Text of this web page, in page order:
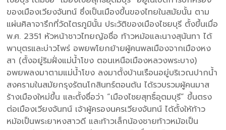
ของเมืองเวียงจันทน์ ซึ่งเป็นเมืองขึ้นของไทยในสมัยนั้น ตาม
แผ่นศิลาจารึกที่วัดไตรภูมินั้น ประวัติของเมืองไชยบุรี ตั้งขึ้นเมื่อ
พ.ศ. 2351 หัวหน้าชาวไทยญ้อชื่อ ท้าวหม้อและนางสุนันทา ได้
พาบุตรและบ่าวไพร่ อพยพโยกย้ายผู้คนพลเมืองจากเมืองหง
สา (ตั้งอยู่ริมฝั่งแม่น้ำโขง ตอนเหนือเมืองหลวงพระบาง)
อพยพลงมาตามแม่น้ำโขง ลงมาตั้งบ้านเรือนอยู่บริเวณปากน้ำ
สงครามในสมัยกรุงรัตนโกสินทร์ตอนต้น ได้รวบรวมผู้คนมาส
ร้างเมืองใหม่ขึ้น และตั้งชื่อว่า “เมืองไชยสุทธิ์อุตมบุรี” ขึ้นตรง
ต่อเมืองเวียงจันทน์ เจ้าผู้ครองนครเวียงจันทน์ ได้ตั้งให้ท้าว
หม้อเป็นพระยาหงสาวดี และท้าวเล็กน้องชายท้าวหม้อเป็น